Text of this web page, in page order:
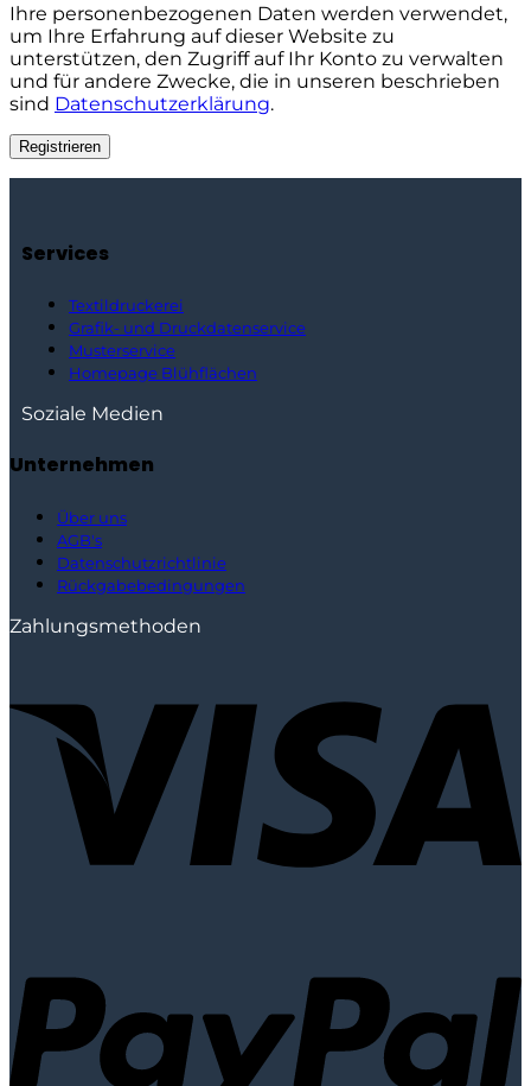
Ihre personenbezogenen Daten werden verwendet,
um Ihre Erfahrung auf dieser Website zu
unterstützen, den Zugriff auf Ihr Konto zu verwalten
und für andere Zwecke, die in unseren beschrieben
sind Datenschutzerklärung.
Registrieren
Services
Textildruckerei
Grafik- und Druckdatenservice
Musterservice
Homepage Blühflächen
Soziale Medien
Unternehmen
Über uns
AGB's
Datenschutzrichtlinie
Rückgabebedingungen
Zahlungsmethoden